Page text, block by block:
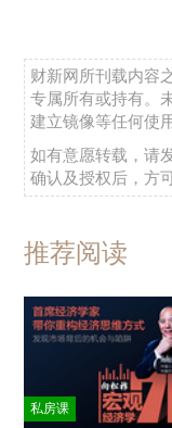
财新网所刊载内容
专属所有或持有。
建立镜像等任何使用
如有意愿转载，请
确认及授权后，方
推荐阅读
私房课